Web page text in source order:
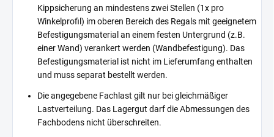
Kippsicherung an mindestens zwei Stellen (1x pro
Winkelprofil) im oberen Bereich des Regals mit geeignetem
Befestigungsmaterial an einem festen Untergrund (z.B.
einer Wand) verankert werden (Wandbefestigung). Das
Befestigungsmaterial ist nicht im Lieferumfang enthalten
und muss separat bestellt werden.
Die angegebene Fachlast gilt nur bei gleichmäßiger
Lastverteilung. Das Lagergut darf die Abmessungen des
Fachbodens nicht überschreiten.